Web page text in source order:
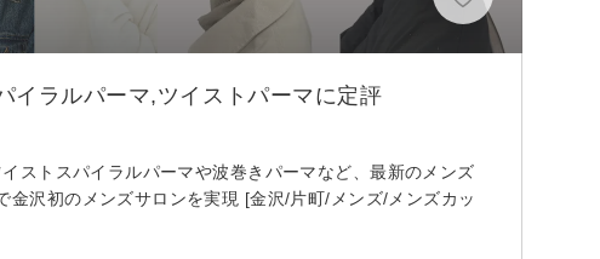
イラルパーマ,ツイストパーマに定評
ストスパイラルパーマや波巻きパーマなど、最新のメンズ
金沢初のメンズサロンを実現 [金沢/片町/メンズ/メンズカッ